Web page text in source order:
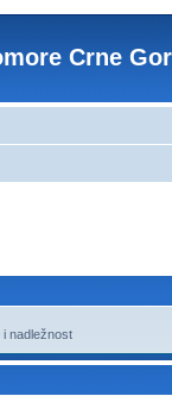
Crne
i nadležnost